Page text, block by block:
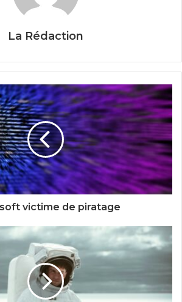
La Rédaction
victime de piratage